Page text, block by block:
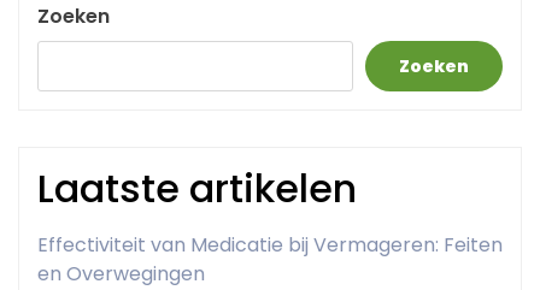
Zoeken
Zoeken
Laatste artikelen
Effectiviteit van Medicatie bij Vermageren: Feiten
en Overwegingen